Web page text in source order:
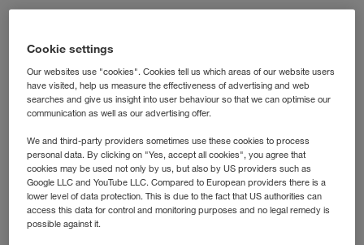
ausgewählten Universitäten und Fachhochschulen
zusammen. Studierende international ausgerichteter
Studiengänge haben die Chance, ihr mehrmonatiges
Berufspraktikum an einem unserer beiden Standorte zu
Cookie settings
Our websites use "cookies". Cookies tell us which areas of our website users
have visited, help us measure the effectiveness of advertising and web
searches and give us insight into user behaviour so that we can optimise our
communication as well as our advertising offer.
We and third-party providers sometimes use these cookies to process
personal data. By clicking on "Yes, accept all cookies", you agree that
cookies may be used not only by us, but also by US providers such as
Google LLC and YouTube LLC. Compared to European providers there is a
lower level of data protection. This is due to the fact that US authorities can
access this data for control and monitoring purposes and no legal remedy is
possible against it.